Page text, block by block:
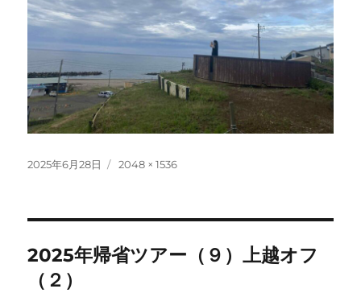
投
2025年6月28日
フ
2048 × 1536
稿
2025年帰省ツアー（９）上越オフ
（２）